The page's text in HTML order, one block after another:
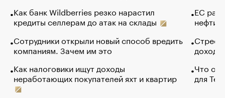
Как банк Wildberries резко нарастил
кредиты селлерам до атак на склады
Сотрудники открыли новый способ вредить
компаниям. Зачем им это
Как налоговики ищут доходы
неработающих покупателей яхт и квартир
ЕС
нефти
Что
для